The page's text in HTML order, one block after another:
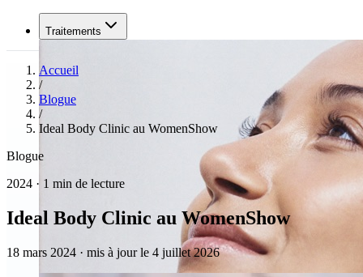
Traitements
Accueil
/
Blogue
/
Ideal Body Clinic au WomenShow
Blogue
2024 · 1 min de lecture
Ideal Body Clinic au WomenShow
18 mars 2024 · mis à jour le 4 juillet 2026